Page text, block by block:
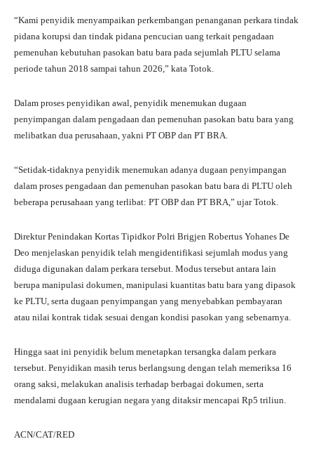
“Kami penyidik menyampaikan perkembangan penanganan perkara tindak
pidana korupsi dan tindak pidana pencucian uang terkait pengadaan
pemenuhan kebutuhan pasokan batu bara pada sejumlah PLTU selama
periode tahun 2018 sampai tahun 2026,” kata Totok.
Dalam proses penyidikan awal, penyidik menemukan dugaan
penyimpangan dalam pengadaan dan pemenuhan pasokan batu bara yang
melibatkan dua perusahaan, yakni PT OBP dan PT BRA.
“Setidak-tidaknya penyidik menemukan adanya dugaan penyimpangan
dalam proses pengadaan dan pemenuhan pasokan batu bara di PLTU oleh
beberapa perusahaan yang terlibat: PT OBP dan PT BRA,” ujar Totok.
Direktur Penindakan Kortas Tipidkor Polri Brigjen Robertus Yohanes De
Deo menjelaskan penyidik telah mengidentifikasi sejumlah modus yang
diduga digunakan dalam perkara tersebut. Modus tersebut antara lain
berupa manipulasi dokumen, manipulasi kuantitas batu bara yang dipasok
ke PLTU, serta dugaan penyimpangan yang menyebabkan pembayaran
atau nilai kontrak tidak sesuai dengan kondisi pasokan yang sebenarnya.
Hingga saat ini penyidik belum menetapkan tersangka dalam perkara
tersebut. Penyidikan masih terus berlangsung dengan telah memeriksa 16
orang saksi, melakukan analisis terhadap berbagai dokumen, serta
mendalami dugaan kerugian negara yang ditaksir mencapai Rp5 triliun.
ACN/CAT/RED